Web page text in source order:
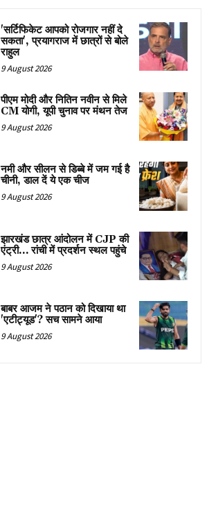
'सर्टिफिकेट आपको रोजगार नहीं दे
सकता', प्रयागराज में छात्रों से बोले
राहुल
9 August 2026
पीएम मोदी और नितिन नवीन से मिले
CM योगी, यूपी चुनाव पर मंथन तेज
9 August 2026
नमी और सीलन से डिब्बे में जम गई है
चीनी, डाल दें ये एक चीज
9 August 2026
झारखंड छात्र आंदोलन में CJP की
एंट्री… रांची में प्रदर्शन स्थल पहुंचे
9 August 2026
बाबर आजम ने पठान को दिखाया था
'एटीट्यूड'? सच सामने आया
9 August 2026